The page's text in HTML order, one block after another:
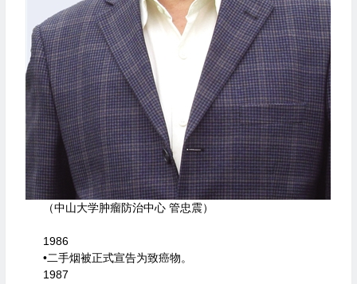
（中山大学肿瘤防治中心 管忠震）
1986
•二手烟被正式宣告为致癌物。
1987